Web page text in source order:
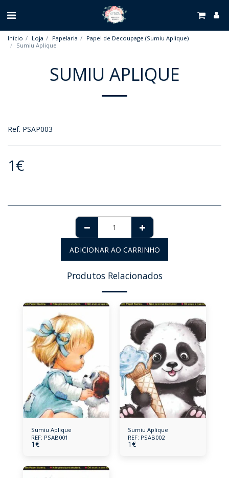
Início Loja Papelaria
Papel de Decoupage (Sumiu Aplique)
Sumiu Aplique
SUMIU APLIQUE
Ref. PSAP003
1€
ADICIONAR AO CARRINHO
Produtos Relacionados
Sumiu Aplique
REF: PSAB001
1€
Sumiu Aplique
REF: PSAB002
1€